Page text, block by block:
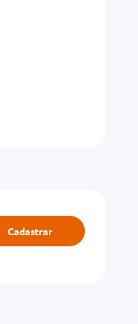
Cadastrar